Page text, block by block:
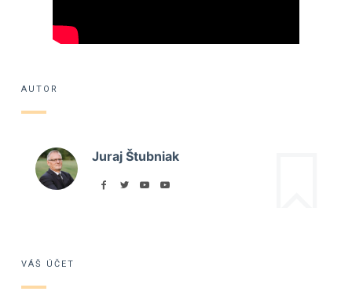
AUTOR
Juraj Štubniak
VÁŠ ÚČET